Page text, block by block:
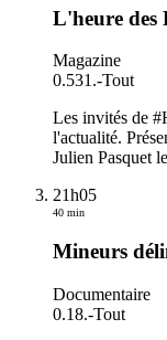
L'heure des
Magazine
0.531.-Tout
Les invités de
l'actualité.
Julien Pasquet
21h05
40 min
Mineurs
Documentaire
0.18.-Tout